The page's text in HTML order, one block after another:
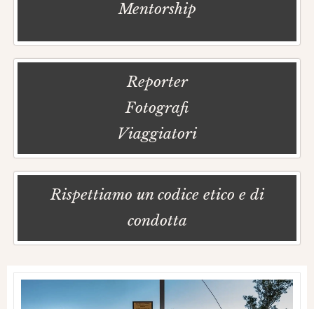
Mentorship
Reporter
Fotografi
Viaggiatori
Rispettiamo un codice etico e di
condotta